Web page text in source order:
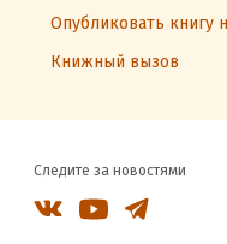
Опубликовать книгу
Книжный вызов
Следите за новостями